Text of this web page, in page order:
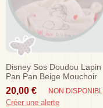
Disney Sos Doudou Lapin
Pan Pan Beige Mouchoir
Blanc Rose Miss Bunny
Coeur
20,00 € NON
Créer une alerte